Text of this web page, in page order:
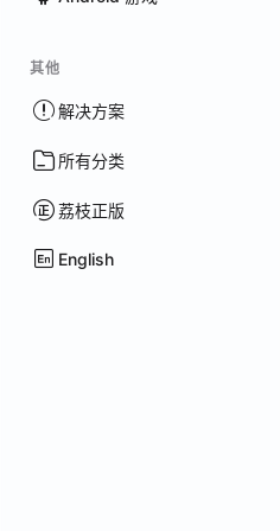
其他
解决方案
所有分类
荔枝正版
English